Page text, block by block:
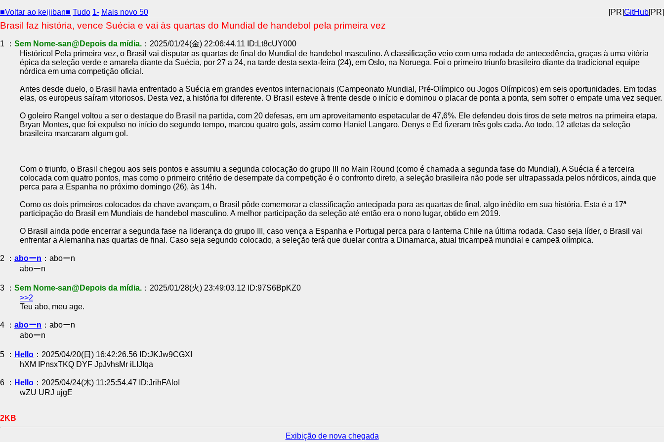
■Voltar ao keijiban■ Tudo 1- Mais novo 50 [PR]GitHub[PR]
Brasil faz história, vence Suécia e vai às quartas do Mundial de handebol pela primeira vez
1 ： Sem Nome-san@Depois da mídia. ：2025/01/24(金) 22:06:44.11 ID:Lt8cUY000
Histórico! Pela primeira vez, o Brasil vai disputar as quartas de final do Mundial de handebol masculino. A classificação veio com uma rodada de antecedência, graças à uma vitória
épica da seleção verde e amarela diante da Suécia, por 27 a 24, na tarde desta sexta-feira (24), em Oslo, na Noruega. Foi o primeiro triunfo brasileiro diante da tradicional equipe
nórdica em uma competição oficial.
Antes desde duelo, o Brasil havia enfrentado a Suécia em grandes eventos internacionais (Campeonato Mundial, Pré-Olímpico ou Jogos Olímpicos) em seis oportunidades. Em todas
elas, os europeus saíram vitoriosos. Desta vez, a história foi diferente. O Brasil esteve à frente desde o início e dominou o placar de ponta a ponta, sem sofrer o empate uma vez sequer.
O goleiro Rangel voltou a ser o destaque do Brasil na partida, com 20 defesas, em um aproveitamento espetacular de 47,6%. Ele defendeu dois tiros de sete metros na primeira etapa.
Bryan Montes, que foi expulso no início do segundo tempo, marcou quatro gols, assim como Haniel Langaro. Denys e Ed fizeram três gols cada. Ao todo, 12 atletas da seleção
brasileira marcaram algum gol.
Com o triunfo, o Brasil chegou aos seis pontos e assumiu a segunda colocação do grupo III no Main Round (como é chamada a segunda fase do Mundial). A Suécia é a terceira
colocada com quatro pontos, mas como o primeiro critério de desempate da competição é o confronto direto, a seleção brasileira não pode ser ultrapassada pelos nórdicos, ainda que
perca para a Espanha no próximo domingo (26), às 14h.
Como os dois primeiros colocados da chave avançam, o Brasil pôde comemorar a classificação antecipada para as quartas de final, algo inédito em sua história. Esta é a 17ª
participação do Brasil em Mundiais de handebol masculino. A melhor participação da seleção até então era o nono lugar, obtido em 2019.
O Brasil ainda pode encerrar a segunda fase na liderança do grupo III, caso vença a Espanha e Portugal perca para o lanterna Chile na última rodada. Caso seja líder, o Brasil vai
enfrentar a Alemanha nas quartas de final. Caso seja segundo colocado, a seleção terá que duelar contra a Dinamarca, atual tricampeã mundial e campeã olímpica.
2 ： aboーn ：aboーn
aboーn
3 ： Sem Nome-san@Depois da mídia. ：2025/01/28(火) 23:49:03.12 ID:97S6BpKZ0
>>2
Teu abo, meu age.
4 ： aboーn ：aboーn
aboーn
5 ： Hello ：2025/04/20(日) 16:42:26.56 ID:JKJw9CGXI
hXM IPnsxTKQ DYF JpJvhsMr iLIJIqa
6 ： Hello ：2025/04/24(木) 11:25:54.47 ID:JrihFAloI
wZU URJ ujgE
2KB
Exibição de nova chegada